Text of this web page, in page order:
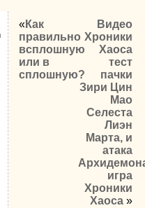
«Как
правильно
всплошную
или в
сплошную?
Видео
Хроники
Хаоса
тест
пачки
Зири Цин
Мао
Селеста
Лиэн
Марта, и
атака
игра
Хроники
Хаоса »